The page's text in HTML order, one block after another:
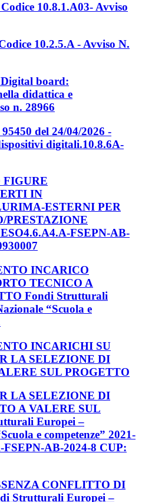
10.8.1.A03- Avviso
10.2.5.A - Avviso N.
board:
didattica e
n. 28966
del 24/04/2026 -
digitali.10.8.6A-
FIGURE
IN
ESTERNI PER
PRESTAZIONE
FSEPN-AB-
INCARICO
TECNICO A
Fondi Strutturali
“Scuola e
INCARICHI SU
LA SELEZIONE DI
SUL PROGETTO
LA SELEZIONE DI
A VALERE SUL
Europei –
e competenze” 2021-
AB-2024-8 CUP:
CONFLITTO DI
Strutturali Europei –